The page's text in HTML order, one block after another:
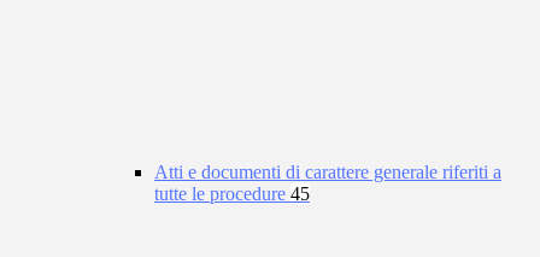
Atti e documenti di carattere generale riferiti a
tutte le procedure 45